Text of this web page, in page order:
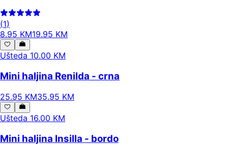
(1)
8.95 KM19.95 KM
Ušteda 10.00 KM
Mini haljina Renilda - crna
25.95 KM35.95 KM
Ušteda 16.00 KM
Mini haljina Insilla - bordo